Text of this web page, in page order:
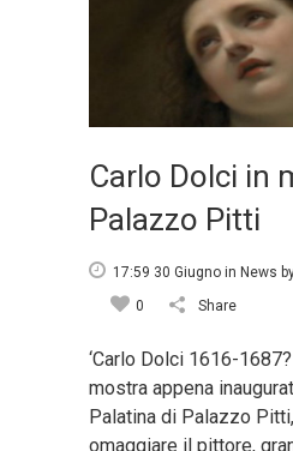
Carlo Dolci in
Palazzo Pitti
17:59 30 Giugno in News
0
Share
‘Carlo Dolci 1616-
mostra appena
Palatina di Palazzo
omaggiare il pittore,